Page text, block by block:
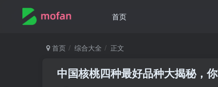
首页
首页 综合大全 正文
中国核桃四种最好品种大揭秘，